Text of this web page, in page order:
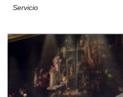
Servicio